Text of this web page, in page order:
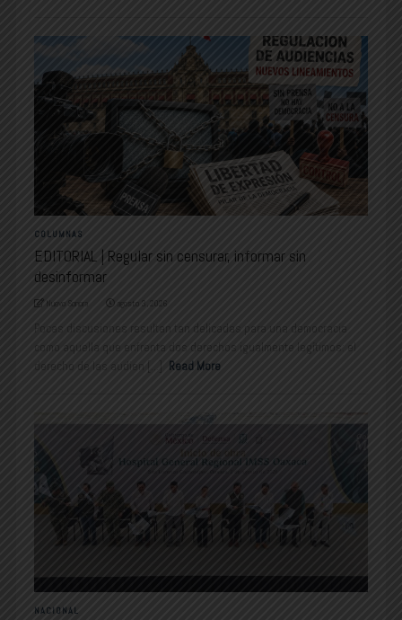
COLUMNAS
EDITORIAL | Regular sin censurar, informar sin
desinformar
Nuevo Sonora agosto 3, 2026
Pocas discusiones resultan tan delicadas para una democracia
como aquella que enfrenta dos derechos igualmente legítimos: el
derecho de las audien [...]
Read More
NACIONAL